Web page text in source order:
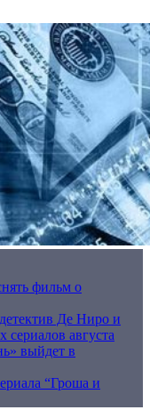
фильм о
Де Ниро и
сериалов августа
выйдет в
“Гроша и